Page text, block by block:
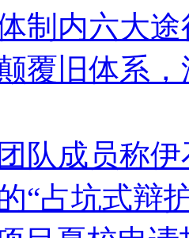
制内六大
覆旧体系
队成员称
“占坑式辩